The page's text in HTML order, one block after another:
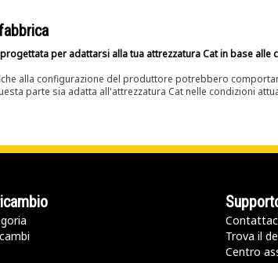
per adattarsi alla tua attrezzatura Cat in base
alla configurazione del produttore potrebbero
parte sia adatta all'attrezzatura Cat nelle condizioni
Trova il
Centro